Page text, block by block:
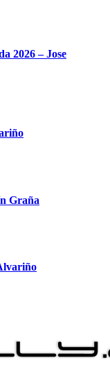
2026 – Jose
Graña